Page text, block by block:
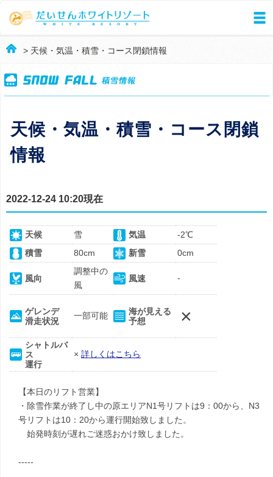
> 天候・気温・積雪・コース閉鎖情報
天候・気温・積雪・コース閉鎖
情報
2022-12-24 10:20現在
天候 雪 気温
-2℃
積雪
80cm 新雪 0cm
風向
調整中の
風
風速 -
ゲレンデ
滑走状況
一部可能
海が見える
予想
×
シャトルバ
ス
運行
× 詳しくはこちら
【本日のリフト営業】
・除雪作業が終了し中の原エリアN1号リフトは9：00から、N3
号リフトは10：20から運行開始致しました。
始発時刻が遅れご迷惑おかけ致しました。
-----